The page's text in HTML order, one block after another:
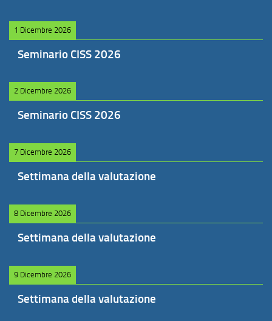
1 Dicembre 2026
Seminario CISS 2026
2 Dicembre 2026
Seminario CISS 2026
7 Dicembre 2026
Settimana della valutazione
8 Dicembre 2026
Settimana della valutazione
9 Dicembre 2026
Settimana della valutazione